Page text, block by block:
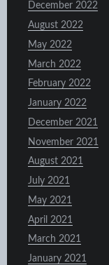
December 2022
August 2022
May 2022
March 2022
February 2022
January 2022
December 2021
November 2021
August 2021
July 2021
May 2021
April 2021
March 2021
January 2021